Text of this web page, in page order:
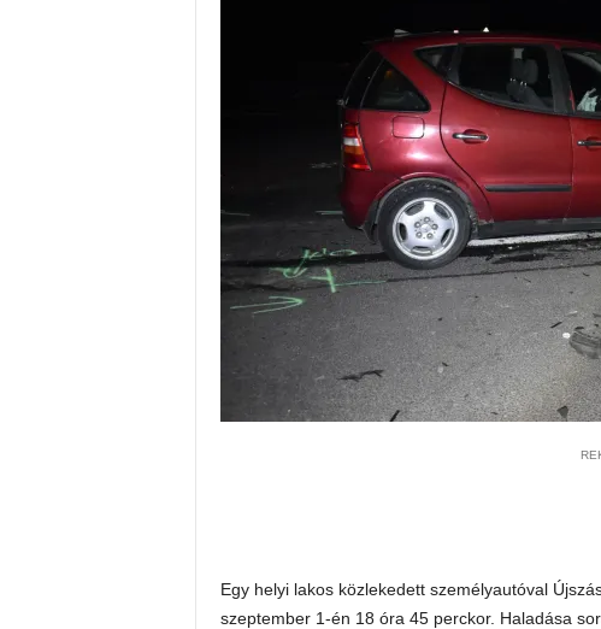
Egy helyi lakos közlekedett személyautóval
szeptember 1-én 18 óra 45 perckor. Haladása